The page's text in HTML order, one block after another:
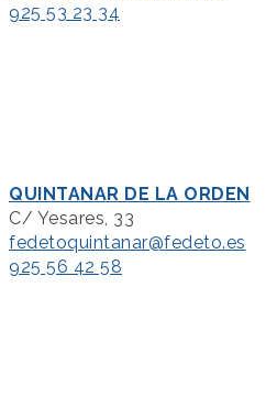
925 53 23 34
QUINTANAR DE LA ORDEN
C/ Yesares, 33
fedetoquintanar@fedeto.es
925 56 42 58